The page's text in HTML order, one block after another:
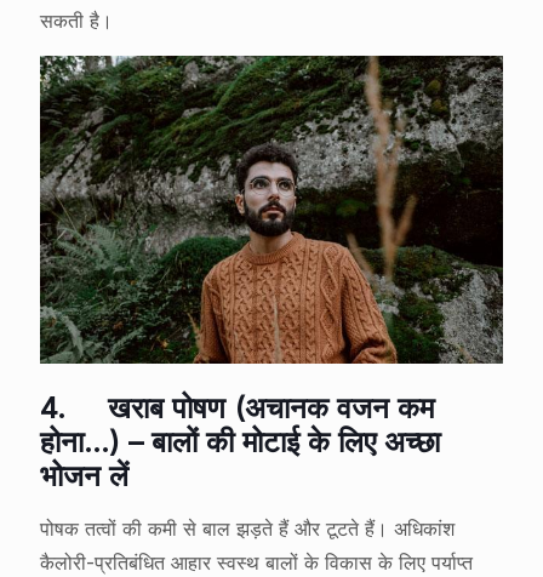
सकती है।
4.खराब पोषण (अचानक वजन कम
होना…) – बालों की मोटाई के लिए अच्छा
भोजन लें
पोषक तत्वों की कमी से बाल झड़ते हैं और टूटते हैं। अधिकांश
कैलोरी-प्रतिबंधित आहार स्वस्थ बालों के विकास के लिए पर्याप्त